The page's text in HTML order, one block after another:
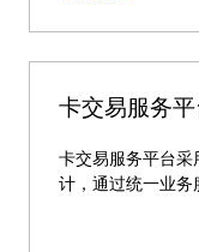
卡交易服务
卡交易服务平台采
计，通过统一业务